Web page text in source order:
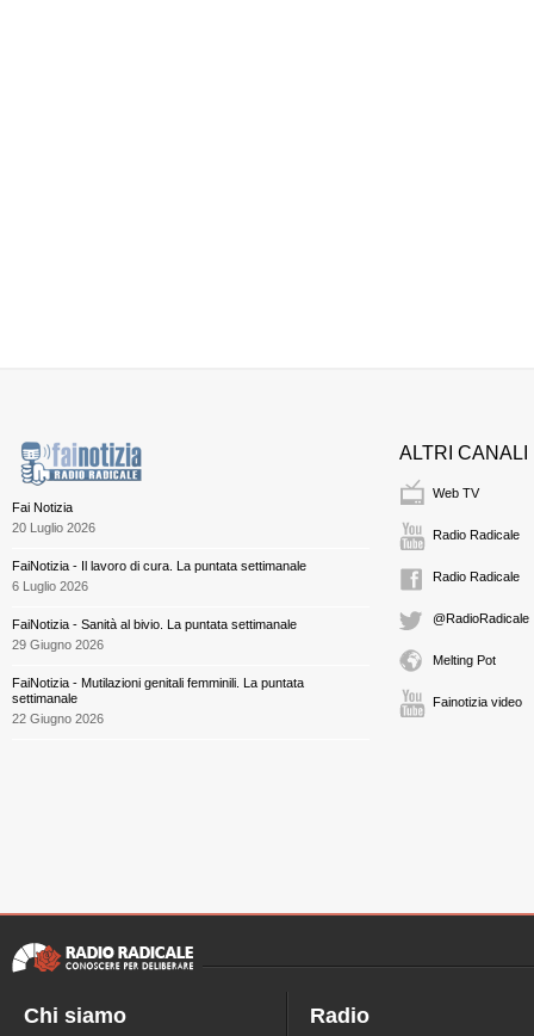
Fai Notizia
20 Luglio 2026
FaiNotizia - Il lavoro di cura. La puntata settimanale
6 Luglio 2026
FaiNotizia - Sanità al bivio. La puntata settimanale
29 Giugno 2026
FaiNotizia - Mutilazioni genitali femminili. La puntata
settimanale
22 Giugno 2026
ALTRI CANALI
Web TV
Radio Radicale
Radio Radicale
@RadioRadicale
Melting Pot
Fainotizia video
Chi siamo Radio